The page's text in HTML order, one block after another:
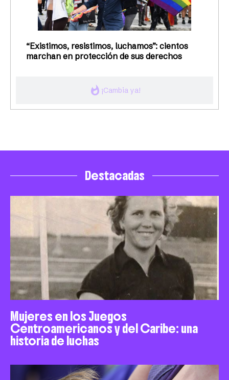
whatshot ¡Cambia ya!
“Existimos, resistimos, luchamos”: cientos
marchan en protección de sus derechos
Destacadas
Mujeres en los Juegos
Centroamericanos y del Caribe: una
historia de luchas